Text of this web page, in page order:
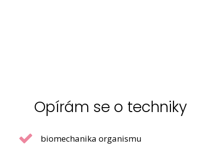
Opírám se o techniky
biomechanika organismu